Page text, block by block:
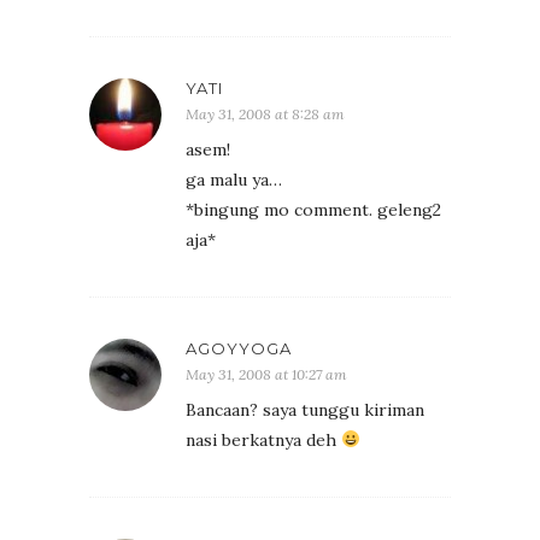
YATI
May 31, 2008 at 8:28 am
asem!
ga malu ya…
*bingung mo comment. geleng2
aja*
AGOYYOGA
May 31, 2008 at 10:27 am
Bancaan? saya tunggu kiriman
nasi berkatnya deh